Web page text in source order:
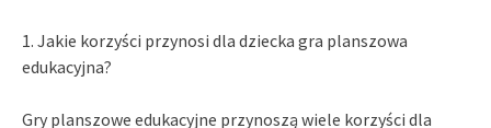
1. Jakie korzyści przynosi dla dziecka gra planszowa
edukacyjna?
Gry planszowe edukacyjne przynoszą wiele korzyści dla